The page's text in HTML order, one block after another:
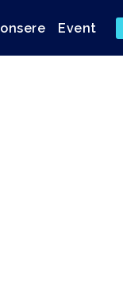
Event